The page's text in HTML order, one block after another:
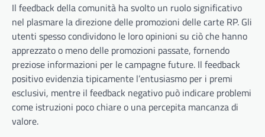
Il feedback della comunità ha svolto un ruolo significativo
nel plasmare la direzione delle promozioni delle carte RP. Gli
utenti spesso condividono le loro opinioni su ciò che hanno
apprezzato o meno delle promozioni passate, fornendo
preziose informazioni per le campagne future. Il feedback
positivo evidenzia tipicamente l’entusiasmo per i premi
esclusivi, mentre il feedback negativo può indicare problemi
come istruzioni poco chiare o una percepita mancanza di
valore.